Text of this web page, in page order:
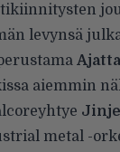
levynsä
aiemmin
metal -